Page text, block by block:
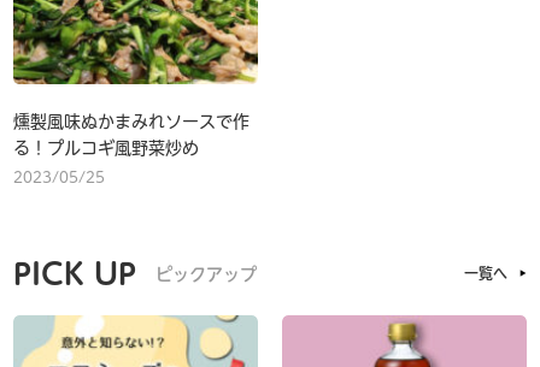
燻製風味ぬかまみれソースで作
る！プルコギ風野菜炒め
2023/05/25
PICK UP ピックアップ 一覧へ